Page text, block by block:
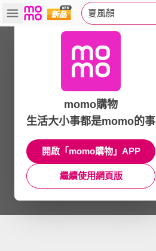
夏風顏
momo購物
生活大小事都是momo的事
開啟「momo購物」APP
繼續使用網頁版